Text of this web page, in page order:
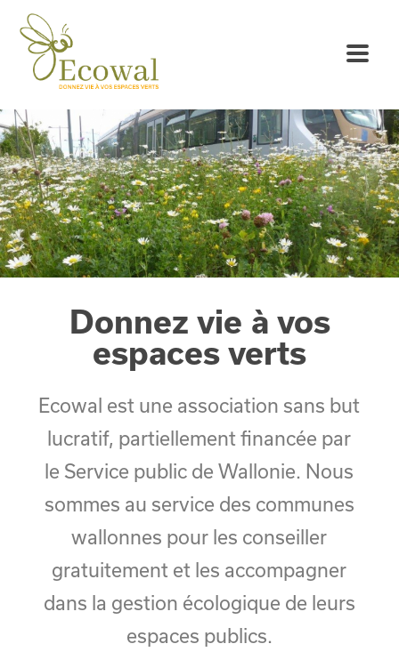
Donnez vie à vos
espaces verts
Ecowal est une association sans but
lucratif, partiellement financée par
le Service public de Wallonie. Nous
sommes au service des communes
wallonnes pour les conseiller
gratuitement et les accompagner
dans la gestion écologique de leurs
espaces publics.